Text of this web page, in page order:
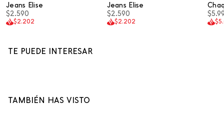
Jeans Elise
$2.590
$2.202
Jeans Elise
$2.590
$2.202
TE PUEDE INTERESAR
TAMBIÉN HAS VISTO